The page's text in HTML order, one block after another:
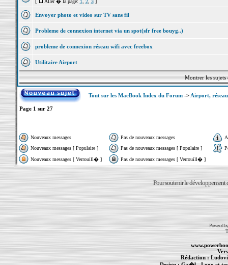
[ Aller � la page: 1 2, 3]
Envoyer photo et video sur TV sans fil
Probleme de connexion internet via un spot(sfr free bouyg..)
probleme de connexion réseau wifi avec freebox
Utilitaire Airport
Montrer les
Tout sur les MacBook Index du Forum-> Airport,
Page 1 sur 27
Nouveaux messages Pas de nouveaux messages
Nouveaux messages [ Populaire ]
Pas de nouveaux messages [ Populaire ]
Nouveaux messages [ Verrouill� ]
Pas de nouveaux messages [ Verrouill� ]
Pour soutenir le développement
Powered
Rédaction :